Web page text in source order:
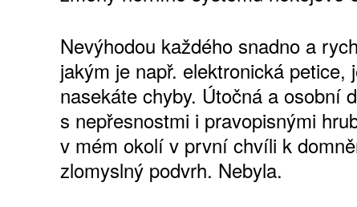
Nevýhodou každého snadno a
jakým je např. elektronická petice,
nasekáte chyby. Útočná a osobní
s nepřesnostmi i pravopisnými
v mém okolí v první chvíli k
zlomyslný podvrh. Nebyla.